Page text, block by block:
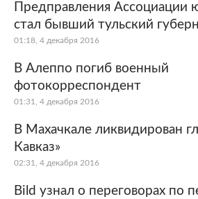
Предправления Ассоциации
стал бывший тульский
01:18, 4 декабря 2016
В Алеппо погиб военный
фотокорреспондент
01:31, 4 декабря 2016
В Махачкале ликвидирован
Кавказ»
02:31, 4 декабря 2016
Bild узнал о переговорах по